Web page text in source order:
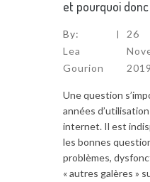
et pourquoi
By:
Lea
Gourion
26
2019
Une question
années
internet. Il est
les bonnes
problèmes,
« autres galères »